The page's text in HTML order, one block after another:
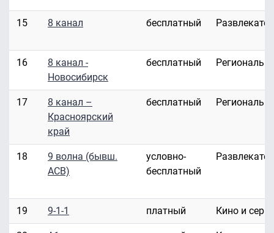
15 8 канал бесплатный
16
8 канал -
Новосибирск
бесплатный
17
8 канал –
Красноярский
край
бесплатный
18
9 волна (бывш.
АСВ)
условно-
бесплатный
19 9-1-1 платный Кино и